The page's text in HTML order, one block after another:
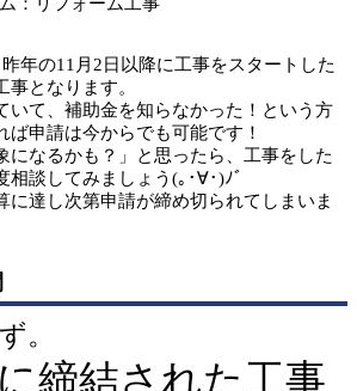
：リフォーム工事
年の11月2日以降に工事をスタートした
となります。
いて、補助金を知らなかった！という方
ば申請は今からでも可能です！
になるかも？」と思ったら、工事をした
相談してみましょう(｡･∀･)ﾉﾞ
に達し次第申請が締め切られてしまいま
。
締結された工事